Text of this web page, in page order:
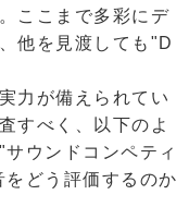
ここまで多彩にデ
他を見渡しても"D
力が備えられてい
すべく、以下のよ
ウンドコンペティ
どう評価するのか